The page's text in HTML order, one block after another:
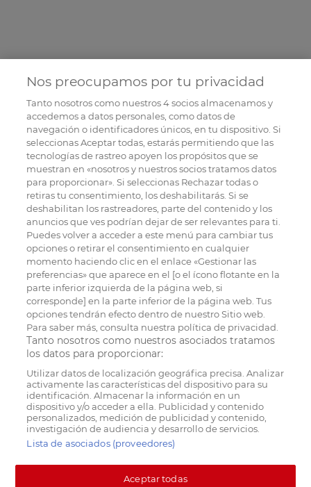
Nos preocupamos por tu privacidad
Tanto nosotros como nuestros4socios almacenamos y
accedemos a datos personales, como datos de
navegación o identificadores únicos, en tu dispositivo. Si
seleccionas Aceptar todas, estarás permitiendo que las
tecnologías de rastreo apoyen los propósitos que se
muestran en «nosotros y nuestros socios tratamos datos
para proporcionar». Si seleccionas Rechazar todas o
retiras tu consentimiento, los deshabilitarás. Si se
deshabilitan los rastreadores, parte del contenido y los
anuncios que ves podrían dejar de ser relevantes para ti.
Puedes volver a acceder a este menú para cambiar tus
opciones o retirar el consentimiento en cualquier
momento haciendo clic en el enlace «Gestionar las
preferencias» que aparece en el [o el ícono flotante en la
parte inferior izquierda de la página web, si
corresponde] en la parte inferior de la página web. Tus
opciones tendrán efecto dentro de nuestro Sitio web.
Para saber más, consulta nuestra política de privacidad.
Tanto nosotros como nuestros asociados tratamos
los datos para proporcionar:
Utilizar datos de localización geográfica precisa. Analizar
activamente las características del dispositivo para su
identificación. Almacenar la información en un
dispositivo y/o acceder a ella. Publicidad y contenido
personalizados, medición de publicidad y contenido,
investigación de audiencia y desarrollo de servicios.
Lista de asociados (proveedores)
Aceptar todas